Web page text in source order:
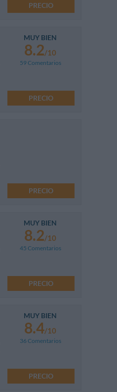
PRECIO
MUY BIEN
8.2/10
59 Comentarios
PRECIO
PRECIO
MUY BIEN
8.2/10
45 Comentarios
PRECIO
MUY BIEN
8.4/10
36 Comentarios
PRECIO